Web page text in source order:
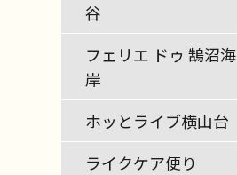
谷
フェリエ ドゥ 鵠沼海
岸
ホッとライブ横山台
ライクケア便り